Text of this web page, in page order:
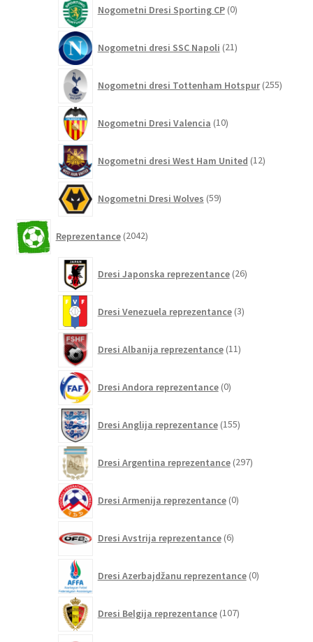
Nogometni Dresi Sporting CP 0izdelkov
Nogometni dresi SSC Napoli 21izdelkov
Nogometni dresi Tottenham Hotspur 255
Nogometni Dresi Valencia 10izdelkov
Nogometni dresi West Ham United 12izdelkov
Nogometni Dresi Wolves 59izdelkov
Reprezentance 2042izdelkov
Dresi Japonska reprezentance 26izdelkov
Dresi Venezuela reprezentance 3izdelki
Dresi Albanija reprezentance 11izdelkov
Dresi Andora reprezentance 0izdelkov
Dresi Anglija reprezentance 155izdelkov
Dresi Argentina reprezentance 297izdelkov
Dresi Armenija reprezentance 0izdelkov
Dresi Avstrija reprezentance 6izdelkov
Dresi Azerbajdžanu reprezentance 0izdelkov
Dresi Belgija reprezentance 107izdelkov